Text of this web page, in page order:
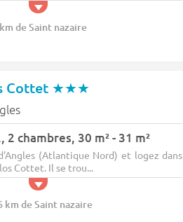
de Saint nazaire
Cottet ★★★
chambres, 30 m² - 31 m²
(Atlantique Nord) et logez dans
Cottet. Il se trou...
km de Saint nazaire